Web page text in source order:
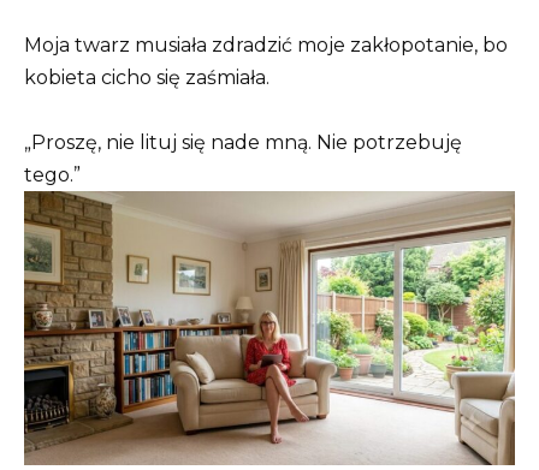
Moja twarz musiała zdradzić moje zakłopotanie, bo
kobieta cicho się zaśmiała.
„Proszę, nie lituj się nade mną. Nie potrzebuję
tego.”